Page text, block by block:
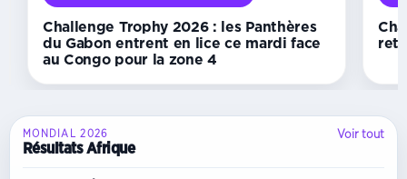
handball
provincial
Challenge Trophy 2026 : les Panthères
du Gabon entrent en lice ce mardi face
au Congo pour la zone 4
MONDIAL 2026
Résultats Afrique
Voir tout